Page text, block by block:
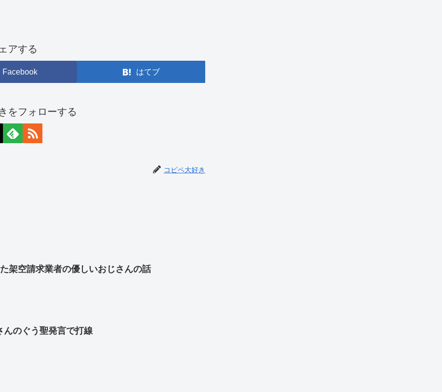
アする
Facebook はてブ
をフォローする
コピペ大好き
架空請求業者の優しいおじさんの話
んのぐう聖発言で打線